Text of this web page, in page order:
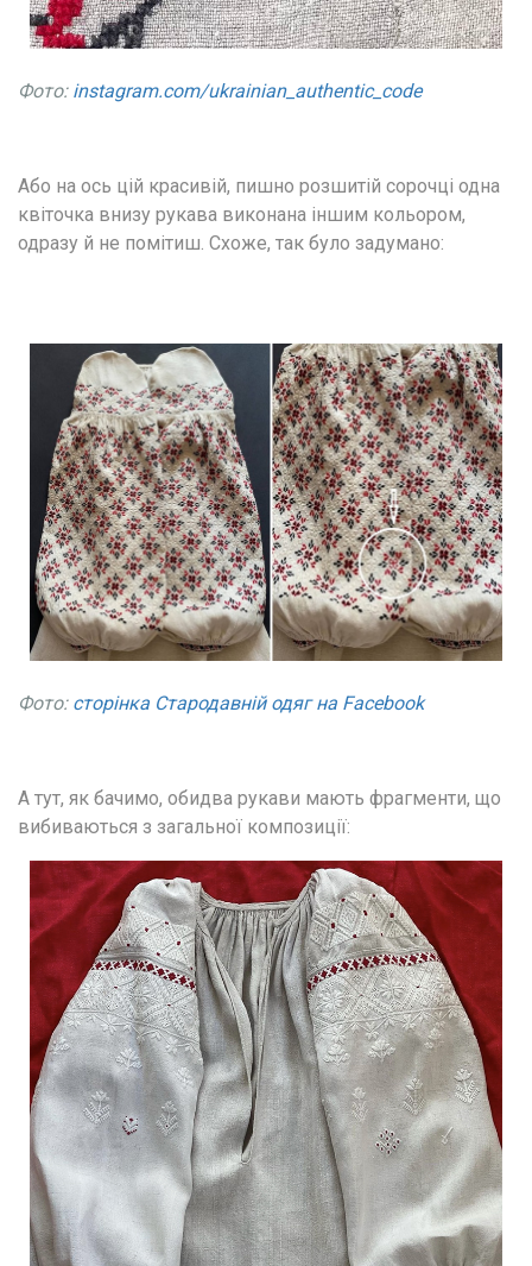
Фото: instagram.com/ukrainian_authentic_code
Або на ось цій красивій, пишно розшитій сорочці одна
квіточка внизу рукава виконана іншим кольором,
одразу й не помітиш. Схоже, так було задумано:
Фото: сторінка Стародавній одяг на Facebook
А тут, як бачимо, обидва рукави мають фрагменти, що
вибиваються з загальної композиції: